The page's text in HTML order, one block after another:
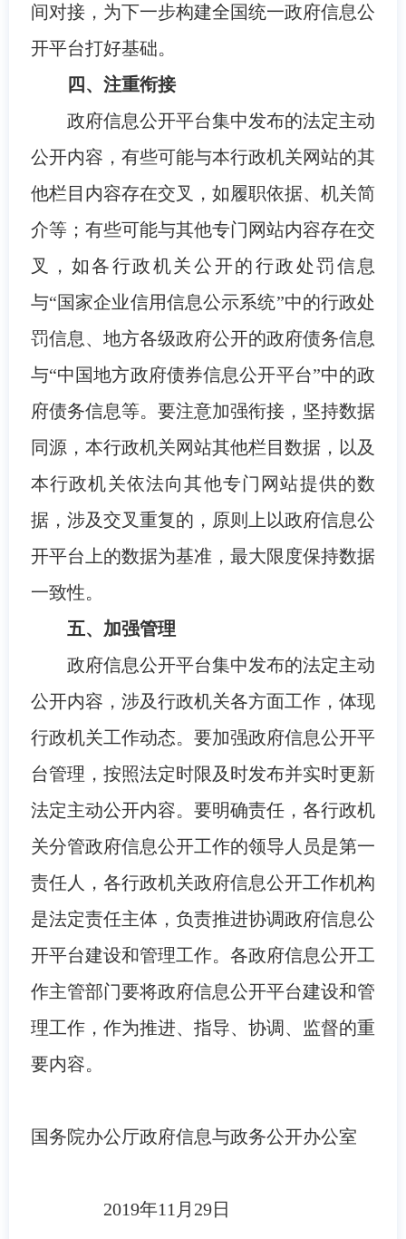
间对接，为下一步构建全国统一政府信息公
开平台打好基础。
四、注重衔接
政府信息公开平台集中发布的法定主动
公开内容，有些可能与本行政机关网站的其
他栏目内容存在交叉，如履职依据、机关简
介等；有些可能与其他专门网站内容存在交
叉，如各行政机关公开的行政处罚信息
与“国家企业信用信息公示系统”中的行政处
罚信息、地方各级政府公开的政府债务信息
与“中国地方政府债券信息公开平台”中的政
府债务信息等。要注意加强衔接，坚持数据
同源，本行政机关网站其他栏目数据，以及
本行政机关依法向其他专门网站提供的数
据，涉及交叉重复的，原则上以政府信息公
开平台上的数据为基准，最大限度保持数据
一致性。
五、加强管理
政府信息公开平台集中发布的法定主动
公开内容，涉及行政机关各方面工作，体现
行政机关工作动态。要加强政府信息公开平
台管理，按照法定时限及时发布并实时更新
法定主动公开内容。要明确责任，各行政机
关分管政府信息公开工作的领导人员是第一
责任人，各行政机关政府信息公开工作机构
是法定责任主体，负责推进协调政府信息公
开平台建设和管理工作。各政府信息公开工
作主管部门要将政府信息公开平台建设和管
理工作，作为推进、指导、协调、监督的重
要内容。
国务院办公厅政府信息与政务公开办公室
2019年11月29日